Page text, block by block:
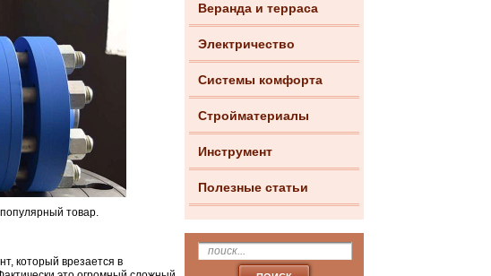
Веранда и терраса
Электричество
Системы комфорта
Стройматериалы
Инструмент
Полезные статьи
товар.
который врезается в